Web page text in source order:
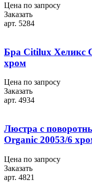
Цена по запросу
Заказать
арт. 5284
Бра Citilux Хеликс
хром
Цена по запросу
Заказать
арт. 4934
Люстра с
Organic 20053/6
Цена по запросу
Заказать
арт. 4821